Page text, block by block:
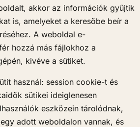
akkor az információk gyűjtik
is, amelyeket a keresőbe beír a
A weboldal e-
hozzá más fájlokhoz a
kivéve a sütiket.
használ: session cookie-t és
sütikei ideiglenesen
eszközein tárolódnak,
adott weboldalon vannak, és